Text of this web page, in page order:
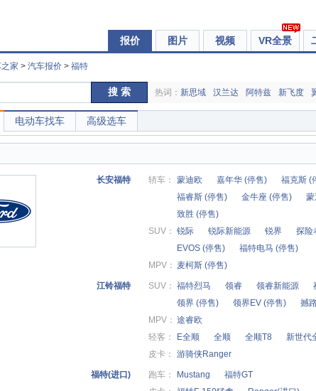
报价 图片 视频 VR全景
家 > 汽车报价 > 福特
搜 索 热词： 新思域 汉兰达 阿特兹 新飞度
电动车找车 高级选车
长安福特 轿车： 蒙迪欧 嘉年华 (停售) 福克斯 (
福睿斯 (停售)
金牛座 (停售)
致胜 (停售)
SUV： 锐际 锐际新能源 锐界 探险
EVOS (停售)
福特电马 (停售)
MPV： 麦柯斯 (停售)
江铃福特 SUV： 福特烈马 领睿 领睿新能源
领界 (停售)
领界EV (停售)
撼
MPV： 途睿欧
轻客：
E全顺 全顺 全顺T8 新世代
皮卡：
游骑侠Ranger
福特(进口) 跑车： Mustang
福特GT